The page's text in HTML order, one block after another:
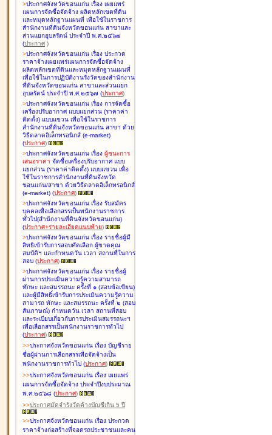
>ประกาศจังหวัดขอนแก่น เรื่อง เผยแพร่
แผนการจัดซื้อจัดจ้าง ผลิตหลักเขตที่ดิน
และหมุดหลักฐานแผนที่ เพื่อใช้ในราชการ
สำนักงานที่ดินจังหวัดขอนแก่น สาขาและ
ส่วนแยกอุบลรัตน์ ประจำปี พ.ศ.๒๕๖๗
(ประกาศ )
>ประกาศจังหวัดขอนแก่น เรื่อง ประกวด
ราคาจ้างเผยแพร่แผนการจัดซื้อจัดจ้าง
ผลิตหลักเขตที่ดินและหมุดหลักฐานแผนที่
เพื่อใช้ในการปฏิบัติงานรังวัดของสำนักงาน
ที่ดินจังหวัดขอนแก่น สาขาและส่วนแยก
อุบลรัตน์ ประจำปี พ.ศ.๒๕๖๗ (ประกาศ)
>ประกาศจังหวัดขอนแก่น เรื่อง การจัดซื้อ
เครื่องปรับอากาศ แบบแยกส่วน (ราคาค่า
ติดตั้ง) แบบแขวน เพื่อใช้ในราชการ
สำนักงานที่ดินจังหวัดขอนแก่น สาขา ด้วย
วิธีตลาดอิเล็กทรอนิกส์ (e-market)
(ประกาศ)
>ประกาศจังหวัดขอนแก่น เรื่อง ผู้ชนะการ
เสนอราคา จัดซื้อเครื่องปรับอากาศ แบบ
แยกส่วน (ราคาค่าติดตั้ง) แบบแขวน เพื่อ
ใช้ในราชการสำนักงานที่ดินจังหวัด
ขอนแก่น/สาขา ด้วยวิธีตลาดอิเล็กทรอนิกส์
(e-market) (ประกาศ)
>ประกาศจังหวัดขอนแก่น เรื่อง รับสมัคร
บุคคลเพื่อเลือกสรรเป็นพนักงานราชการ
ทั่วไป(สำนักงานที่ดินจังหวัดขอนแก่น)
(ประกาศ+รายละเอียดแนบท้าย)
>ประกาศจังหวัดขอนแก่น เรื่อง รายชื่อผู้มี
สิทธิเข้ารับการสอบคัดเลือก ผู้ขาดคุณ
สมบัติฯ และกำหนดวัน เวลา สถานที่ในการ
สอบ (ประกาศ)
>ประกาศจังหวัดขอนแก่น เรื่อง รายชื่อผู้
ผ่านการประเมินความรู้ความสามารถ
ทักษะ และสมรรถนะ ครั้งที่ ๑ (สอบข้อเขียน)
และผู้มีสิทธิ์เข้ารับการประเมินความรู้ความ
สามารถ ทักษะ และสมรรถนะ ครั้งที่ ๒ (สอบ
สัมภาษณ์) กำหนดวัน เวลา สถานที่สอบ
และระเบียบเกี่ยวกับการประเมินสมรรถนะฯ
เพื่อเลือกสรรเป็นพนักงานราชการทั่วไป
(ประกาศ)
>>ประกาศจังหวัดขอนแก่น เรื่อง บัญชีราย
ชื่อผู้ผ่านการเลือกสรรเพื่อจัดจ้างเป็น
พนักงานราชการทั่วไป (ประกาศ)
>>ประกาศจังหวัดขอนแก่น เรื่อง เผยแพร่
แผนการจัดซื้อจัดจ้าง ประจำปีงบประมาณ
พ.ศ.๒๕๖๘ (ประกาศ)
>>ประกาศมัดจำรังวัดค้างบัญชีเกิน 5 ปี
>>ประกาศจังหวัดขอนแก่น เรื่อง ประกวด
ราคาจ้างก่อสร้างที่จอดรถประชาชนและคน